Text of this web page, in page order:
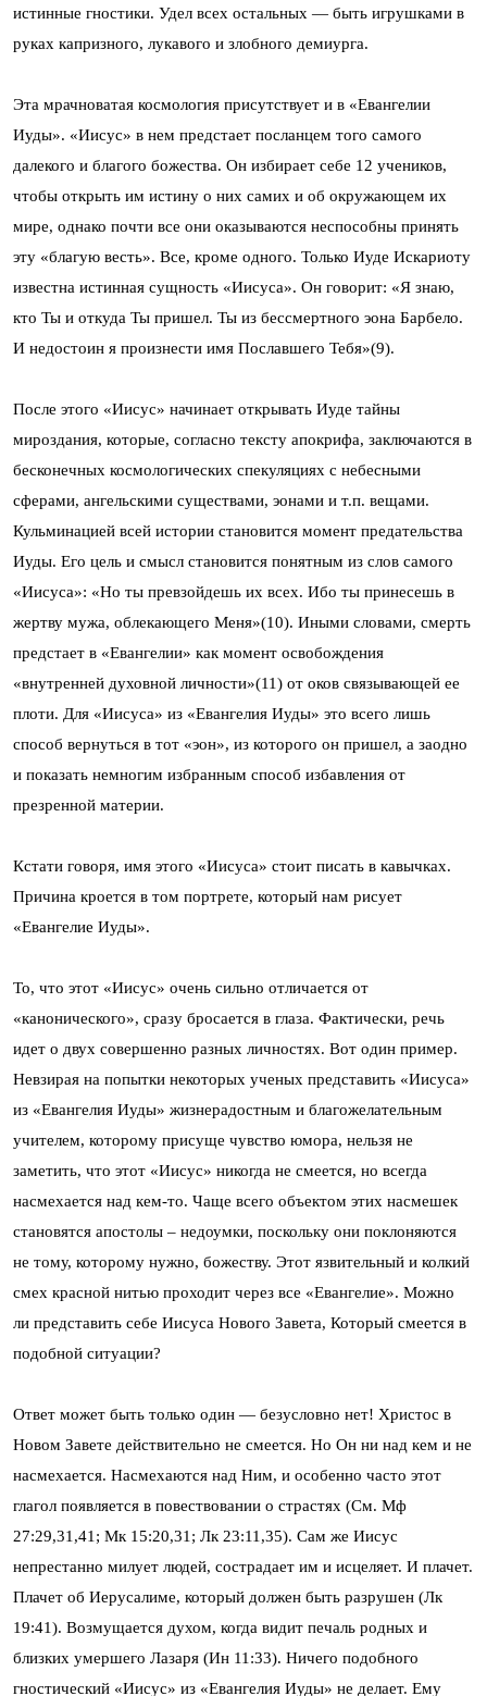
истинные гностики. Удел всех остальных — быть игрушками в
руках капризного, лукавого и злобного демиурга.
Эта мрачноватая космология присутствует и в «Евангелии
Иуды». «Иисус» в нем предстает посланцем того самого
далекого и благого божества. Он избирает себе 12 учеников,
чтобы открыть им истину о них самих и об окружающем их
мире, однако почти все они оказываются неспособны принять
эту «благую весть». Все, кроме одного. Только Иуде Искариоту
известна истинная сущность «Иисуса». Он говорит: «Я знаю,
кто Ты и откуда Ты пришел. Ты из бессмертного эона Барбело.
И недостоин я произнести имя Пославшего Тебя»(9).
После этого «Иисус» начинает открывать Иуде тайны
мироздания, которые, согласно тексту апокрифа, заключаются в
бесконечных космологических спекуляциях с небесными
сферами, ангельскими существами, эонами и т.п. вещами.
Кульминацией всей истории становится момент предательства
Иуды. Его цель и смысл становится понятным из слов самого
«Иисуса»: «Но ты превзойдешь их всех. Ибо ты принесешь в
жертву мужа, облекающего Меня»(10). Иными словами, смерть
предстает в «Евангелии» как момент освобождения
«внутренней духовной личности»(11) от оков связывающей ее
плоти. Для «Иисуса» из «Евангелия Иуды» это всего лишь
способ вернуться в тот «эон», из которого он пришел, а заодно
и показать немногим избранным способ избавления от
презренной материи.
Кстати говоря, имя этого «Иисуса» стоит писать в кавычках.
Причина кроется в том портрете, который нам рисует
«Евангелие Иуды».
То, что этот «Иисус» очень сильно отличается от
«канонического», сразу бросается в глаза. Фактически, речь
идет о двух совершенно разных личностях. Вот один пример.
Невзирая на попытки некоторых ученых представить «Иисуса»
из «Евангелия Иуды» жизнерадостным и благожелательным
учителем, которому присуще чувство юмора, нельзя не
заметить, что этот «Иисус» никогда не смеется, но всегда
насмехается над кем-то. Чаще всего объектом этих насмешек
становятся апостолы – недоумки, поскольку они поклоняются
не тому, которому нужно, божеству. Этот язвительный и колкий
смех красной нитью проходит через все «Евангелие». Можно
ли представить себе Иисуса Нового Завета, Который смеется в
подобной ситуации?
Ответ может быть только один — безусловно нет! Христос в
Новом Завете действительно не смеется. Но Он ни над кем и не
насмехается. Насмехаются над Ним, и особенно часто этот
глагол появляется в повествовании о страстях (См. Мф
27:29,31,41; Мк 15:20,31; Лк 23:11,35). Сам же Иисус
непрестанно милует людей, сострадает им и исцеляет. И плачет.
Плачет об Иерусалиме, который должен быть разрушен (Лк
19:41). Возмущается духом, когда видит печаль родных и
близких умершего Лазаря (Ин 11:33). Ничего подобного
гностический «Иисус» из «Евангелия Иуды» не делает. Ему